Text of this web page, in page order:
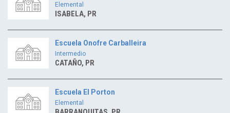
Elemental
ISABELA, PR
Escuela Onofre Carballeira
Intermedio
CATAÑO, PR
Escuela El Porton
Elemental